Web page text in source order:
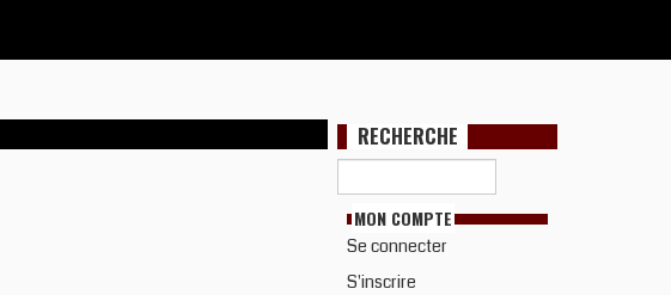
RECHERCHE
MON COMPTE
Se connecter
S'inscrire